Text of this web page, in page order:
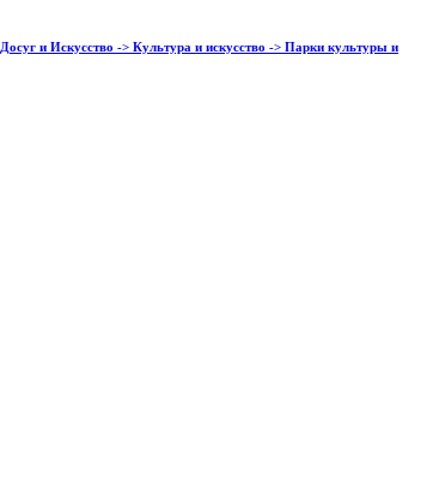
Досуг и Искусство -> Культура и искусство -> Парки культуры и